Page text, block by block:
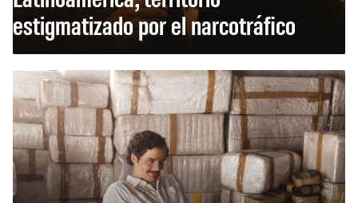
estigmatizado por el narcotráfico